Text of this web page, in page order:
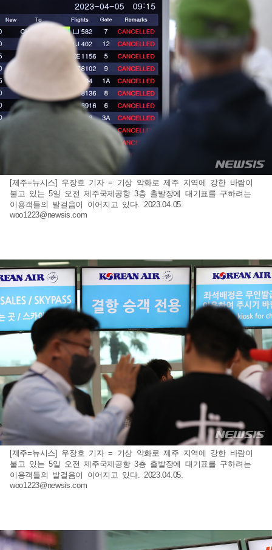
[제주=뉴시스] 우장호 기자 = 기상 악화로 제주 지역에 강한 바람이
불고 있는 5일 오전 제주국제공항 3층 출발장에 대기표를 구하려는
이용객들의 발걸음이 이어지고 있다. 2023.04.05.
woo1223@newsis.com
[제주=뉴시스] 우장호 기자 = 기상 악화로 제주 지역에 강한 바람이
불고 있는 5일 오전 제주국제공항 3층 출발장에 대기표를 구하려는
이용객들의 발걸음이 이어지고 있다. 2023.04.05.
woo1223@newsis.com